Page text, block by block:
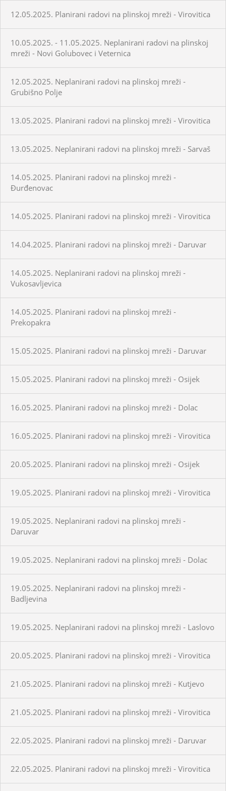
12.05.2025. Planirani radovi na plinskoj mreži - Virovitica
10.05.2025. - 11.05.2025. Neplanirani radovi na plinskoj
mreži - Novi Golubovec i Veternica
12.05.2025. Neplanirani radovi na plinskoj mreži -
Grubišno Polje
13.05.2025. Planirani radovi na plinskoj mreži - Virovitica
13.05.2025. Neplanirani radovi na plinskoj mreži - Sarvaš
14.05.2025. Planirani radovi na plinskoj mreži -
Đurđenovac
14.05.2025. Planirani radovi na plinskoj mreži - Virovitica
14.04.2025. Planirani radovi na plinskoj mreži - Daruvar
14.05.2025. Neplanirani radovi na plinskoj mreži -
Vukosavljevica
14.05.2025. Planirani radovi na plinskoj mreži -
Prekopakra
15.05.2025. Planirani radovi na plinskoj mreži - Daruvar
15.05.2025. Planirani radovi na plinskoj mreži - Osijek
16.05.2025. Planirani radovi na plinskoj mreži - Dolac
16.05.2025. Planirani radovi na plinskoj mreži - Virovitica
20.05.2025. Planirani radovi na plinskoj mreži - Osijek
19.05.2025. Planirani radovi na plinskoj mreži - Virovitica
19.05.2025. Neplanirani radovi na plinskoj mreži -
Daruvar
19.05.2025. Neplanirani radovi na plinskoj mreži - Dolac
19.05.2025. Neplanirani radovi na plinskoj mreži -
Badljevina
19.05.2025. Neplanirani radovi na plinskoj mreži - Laslovo
20.05.2025. Planirani radovi na plinskoj mreži - Virovitica
21.05.2025. Planirani radovi na plinskoj mreži - Kutjevo
21.05.2025. Planirani radovi na plinskoj mreži - Virovitica
22.05.2025. Planirani radovi na plinskoj mreži - Daruvar
22.05.2025. Planirani radovi na plinskoj mreži - Virovitica